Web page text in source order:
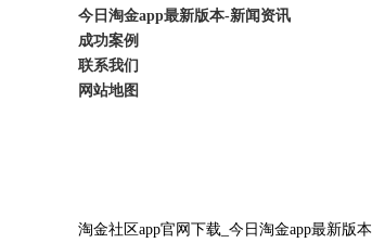
今日淘金app最新版本-新闻资讯
成功案例
联系我们
网站地图
淘金社区app官网下载_今日淘金app最新版本